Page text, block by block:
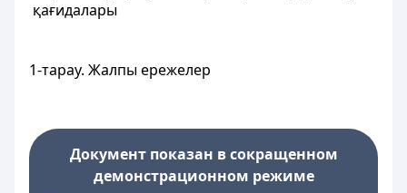
қағидалары
1-тарау. Жалпы ережелер
Документ показан в сокращенном
демонстрационном режиме